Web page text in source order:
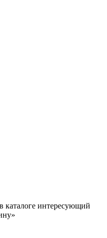
каталоге интересующий